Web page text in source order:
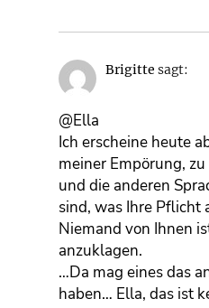
Brigitte sagt:
@Ella
Ich erscheine heute
meiner Empörung,
und die anderen
sind, was Ihre Pflicht
Niemand von Ihnen
anzuklagen.
…Da mag eines das
haben… Ella, das ist